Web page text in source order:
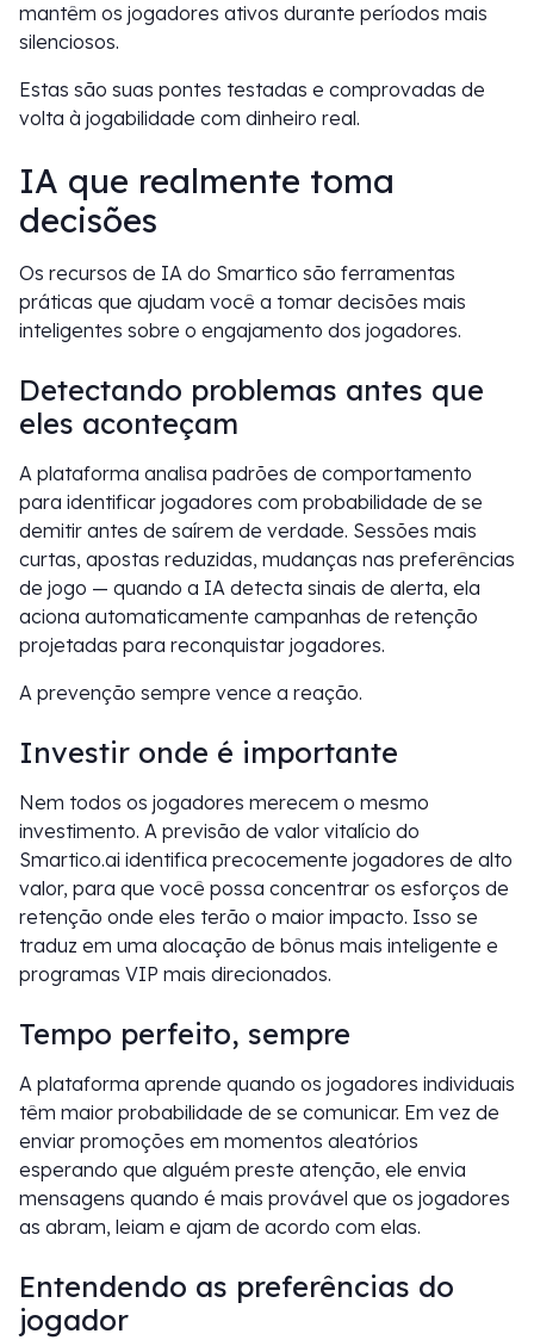
mantêm os jogadores ativos durante períodos mais
silenciosos.
Estas são suas pontes testadas e comprovadas de
volta à jogabilidade com dinheiro real.
IA que realmente toma
decisões
Os recursos de IA do Smartico são ferramentas
práticas que ajudam você a tomar decisões mais
inteligentes sobre o engajamento dos jogadores.
Detectando problemas antes que
eles aconteçam
A plataforma analisa padrões de comportamento
para identificar jogadores com probabilidade de se
demitir antes de saírem de verdade. Sessões mais
curtas, apostas reduzidas, mudanças nas preferências
de jogo — quando a IA detecta sinais de alerta, ela
aciona automaticamente campanhas de retenção
projetadas para reconquistar jogadores.
A prevenção sempre vence a reação.
Investir onde é importante
Nem todos os jogadores merecem o mesmo
investimento. A previsão de valor vitalício do
Smartico.ai identifica precocemente jogadores de alto
valor, para que você possa concentrar os esforços de
retenção onde eles terão o maior impacto. Isso se
traduz em uma alocação de bônus mais inteligente e
programas VIP mais direcionados.
Tempo perfeito, sempre
A plataforma aprende quando os jogadores individuais
têm maior probabilidade de se comunicar. Em vez de
enviar promoções em momentos aleatórios
esperando que alguém preste atenção, ele envia
mensagens quando é mais provável que os jogadores
as abram, leiam e ajam de acordo com elas.
Entendendo as preferências do
jogador